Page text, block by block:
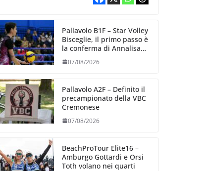
Pallavolo B1F – Star Volley
Bisceglie, il primo passo è
la conferma di Annalisa
Mileno
07/08/2026
Pallavolo A2F – Definito il
precampionato della VBC
Cremonese
07/08/2026
BeachProTour Elite16 –
Amburgo Gottardi e Orsi
Toth volano nei quarti